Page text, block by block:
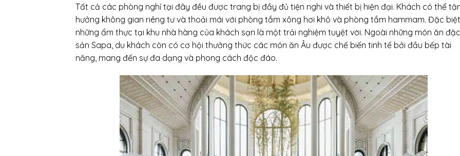
Tất cả các phòng nghỉ tại đây đều được trang bị đầy đủ tiện nghi và thiết bị hiện đại. Khách có thể
hưởng không gian riêng tư và thoải mái với phòng tắm xông hơi khô và phòng tắm hammam. Đặc
những ẩm thực tại khu nhà hàng của khách sạn là một trải nghiệm tuyệt vời. Ngoài những món ăn đặc
sản Sapa, du khách còn có cơ hội thưởng thức các món ăn Âu được chế biến tinh tế bởi đầu bếp tài
năng, mang đến sự đa dạng và phong cách độc đáo.